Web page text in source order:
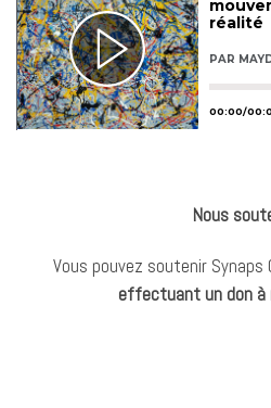
Nous
Vous pouvez soutenir Synaps
effectuant un don à